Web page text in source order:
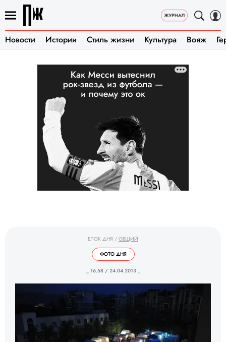
Новости Истории Стиль жизни Культура Вояж
БЛОК ДНЯ / ОБЩИЙ
ФОТО ДНЯ
_ 16.58 / 24.04.2013 _